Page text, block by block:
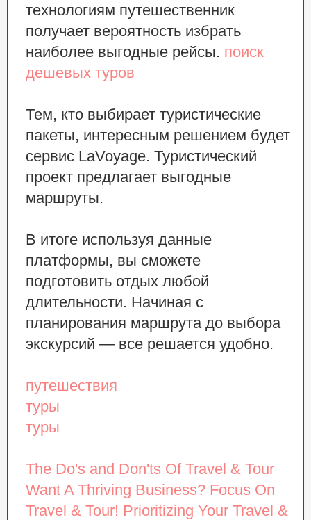
технологиям путешественник
получает вероятность избрать
наиболее выгодные рейсы. поиск
дешевых туров
Тем, кто выбирает туристические
пакеты, интересным решением будет
сервис LaVoyage. Туристический
проект предлагает выгодные
маршруты.
В итоге используя данные
платформы, вы сможете
подготовить отдых любой
длительности. Начиная с
планирования маршрута до выбора
экскурсий — все решается удобно.
путешествия
туры
туры
The Do's and Don'ts Of Travel & Tour
Want A Thriving Business? Focus On
Travel & Tour! Prioritizing Your Travel &